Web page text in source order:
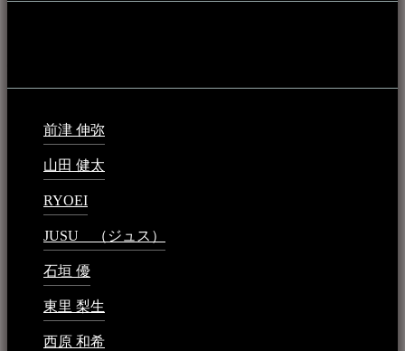
前津 伸弥
山田 健太
RYOEI
JUSU （ジュス）
石垣 優
東里 梨生
西原 和希